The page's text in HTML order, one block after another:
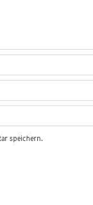
speichern.